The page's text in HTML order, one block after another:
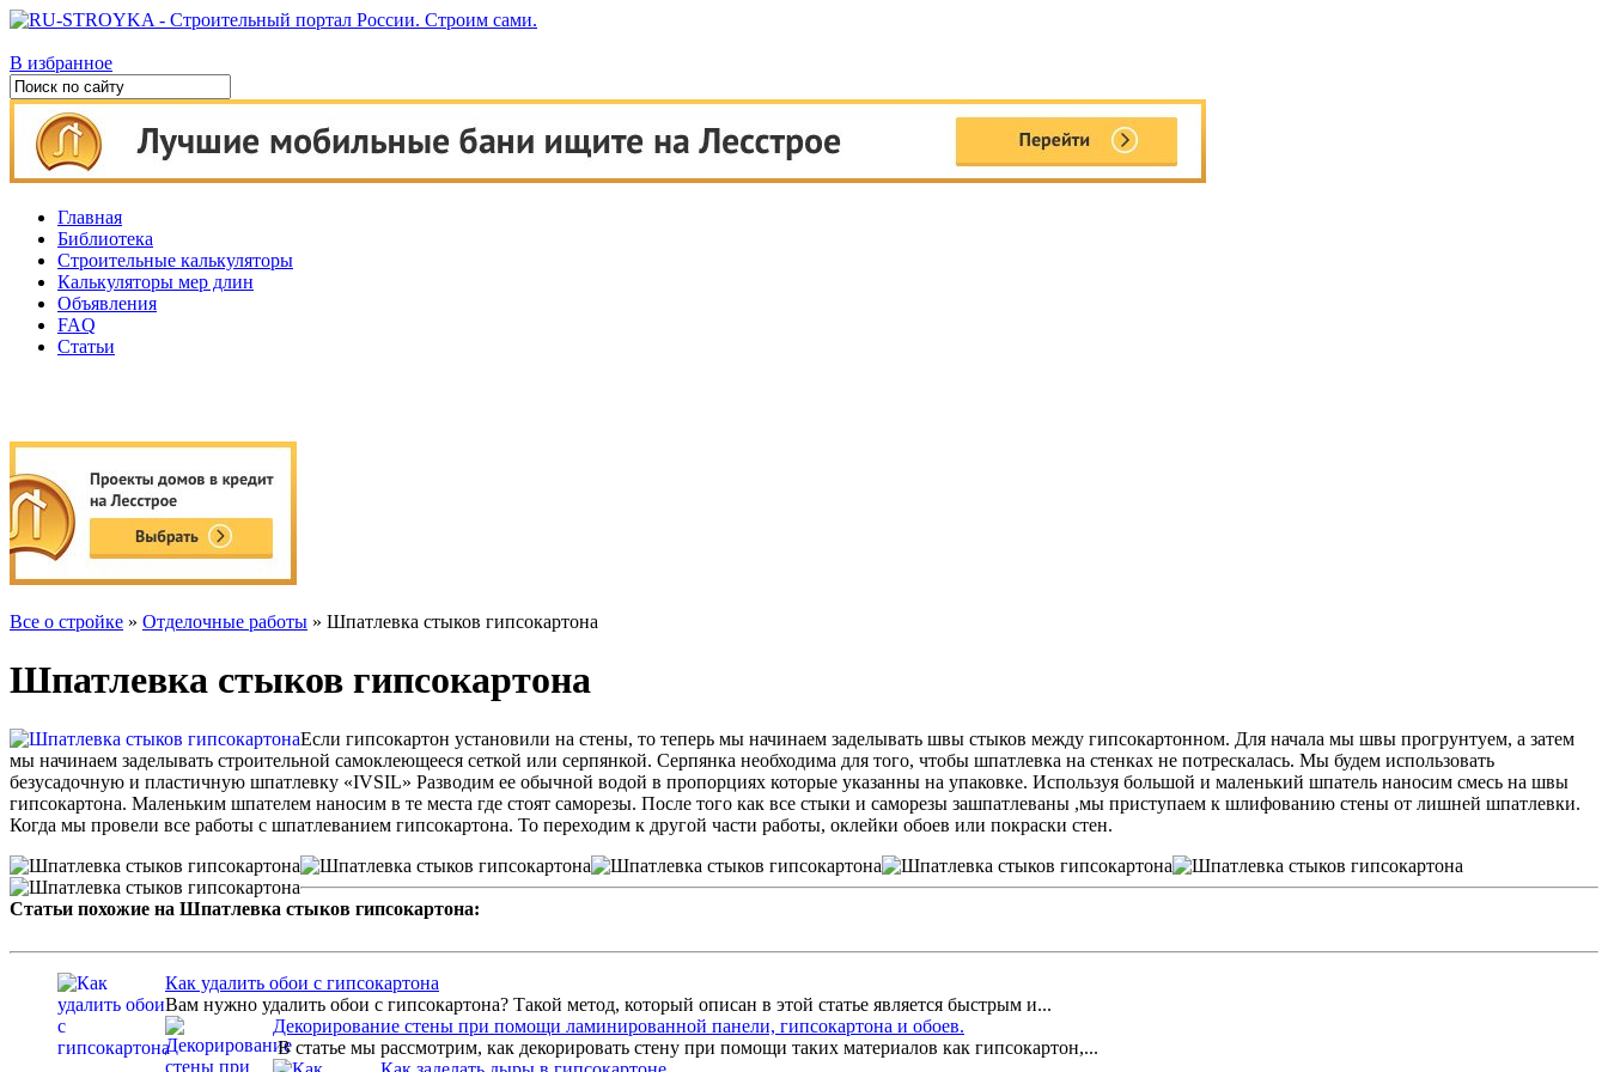
В избранное
Главная
Библиотека
Строительные калькуляторы
Калькуляторы мер длин
Объявления
FAQ
Статьи
Все о стройке » Отделочные работы » Шпатлевка стыков гипсокартона
Шпатлевка стыков гипсокартона
Если гипсокартон установили на стены, то теперь мы начинаем заделывать швы стыков между гипсокартонном. Для начала мы швы прогрунтуем, а затем
мы начинаем заделывать строительной самоклеющееся сеткой или серпянкой. Серпянка необходима для того, чтобы шпатлевка на стенках не потрескалась. Мы будем использовать
безусадочную и пластичную шпатлевку «IVSIL» Разводим ее обычной водой в пропорциях которые указанны на упаковке. Используя большой и маленький шпатель наносим смесь на швы
гипсокартона. Маленьким шпателем наносим в те места где стоят саморезы. После того как все стыки и саморезы зашпатлеваны ,мы приступаем к шлифованию стены от лишней шпатлевки.
Когда мы провели все работы с шпатлеванием гипсокартона. То переходим к другой части работы, оклейки обоев или покраски стен.
Статьи похожие на Шпатлевка стыков гипсокартона:
Как удалить обои с гипсокартона
Вам нужно удалить обои c гипсокартона? Такой метод, который описан в этой статье является быстрым и...
Декорирование стены при помощи ламинированной панели, гипсокартона и обоев.
В статье мы рассмотрим, как декорировать стену при помощи таких материалов как гипсокартон,...